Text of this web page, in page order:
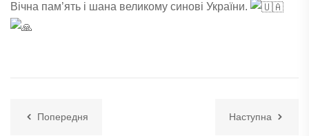
Вічна пам’ять і шана великому синові України.
Попередня Наступна